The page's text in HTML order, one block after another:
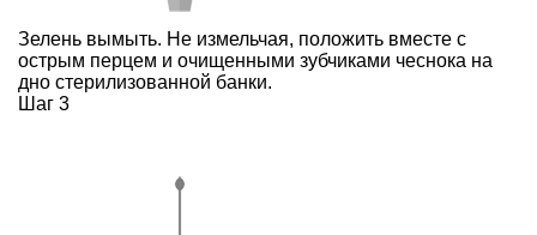
Зелень вымыть. Не измельчая, положить вместе с
острым перцем и очищенными зубчиками чеснока на
дно стерилизованной банки.
Шаг 3